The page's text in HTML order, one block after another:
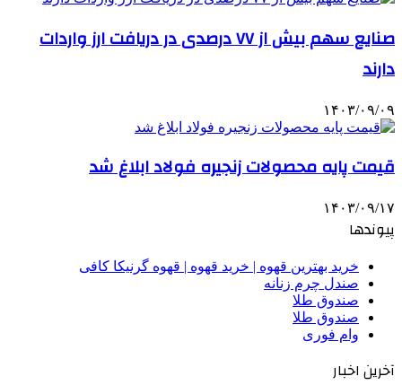
صنایع سهم بیش از ۷۷ درصدی در دریافت ارز واردات
دارند
۱۴۰۳/۰۹/۰۹
قیمت پایه محصولات زنجیره فولاد ابلاغ شد
۱۴۰۳/۰۹/۱۷
پیوندها
خرید بهترین قهوه | خرید قهوه | قهوه گرنیکا کافی
صندل چرم زنانه
صندوق طلا
صندوق طلا
وام فوری
آخرین اخبار